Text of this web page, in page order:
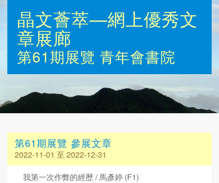
晶文薈萃—網上優秀文
章展廊
第61期展覽 青年會書院
第61期展覽 參展文章
2022-11-01 至 2022-12-31
我第一次作弊的經歷 / 馬彥婷 (F1)